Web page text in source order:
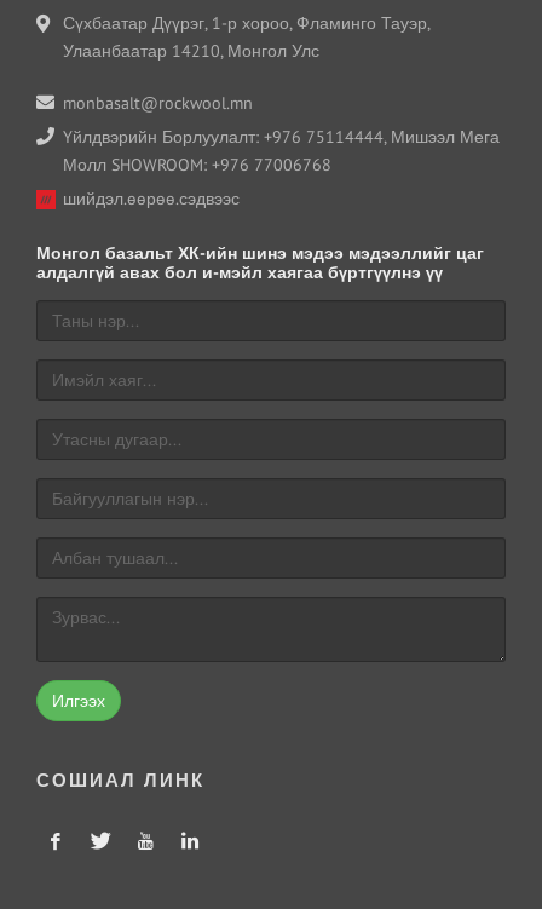
Сүхбаатар Дүүрэг, 1-р хороо, Фламинго Тауэр,
Улаанбаатар 14210, Монгол Улс
monbasalt@rockwool.mn
Үйлдвэрийн Борлуулалт: +976 75114444, Мишээл Мега
Молл SHOWROOM: +976 77006768
шийдэл.өөрөө.сэдвээс
Монгол базальт ХК-ийн шинэ мэдээ мэдээллийг цаг
алдалгүй авах бол и-мэйл хаягаа бүртгүүлнэ үү
Илгээх
СОШИАЛ ЛИНК